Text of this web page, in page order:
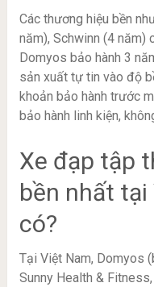
Các thương hiệu bền
năm), Schwinn (4 năm)
Domyos bảo hành 3
sản xuất tự tin vào độ
khoản bảo hành trước
bảo hành linh kiện,
Xe đạp tập
bền nhất
có?
Tại Việt Nam, Domyos
Sunny Health &